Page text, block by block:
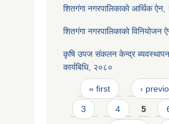
शितगंगा नगरपालिकाकाे आर्थिक
शितगंगा नगरपालिकाकाे विनियोजन
कृषि उपज संकलन केन्द्र
कार्यबिधि, २०८०
Pages
« first ‹
3 4 5